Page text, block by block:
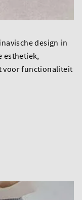
design in
esthetiek,
voor functionaliteit